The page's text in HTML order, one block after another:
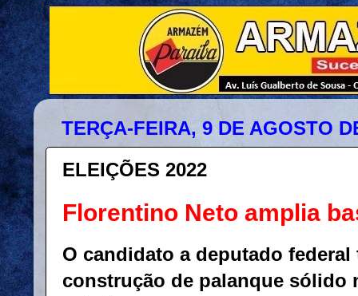
TERÇA-FEIRA, 9 DE AGOSTO
ELEIÇÕES 2022
Florentino Neto amplia
O candidato a deputado
construção de palanque sólido